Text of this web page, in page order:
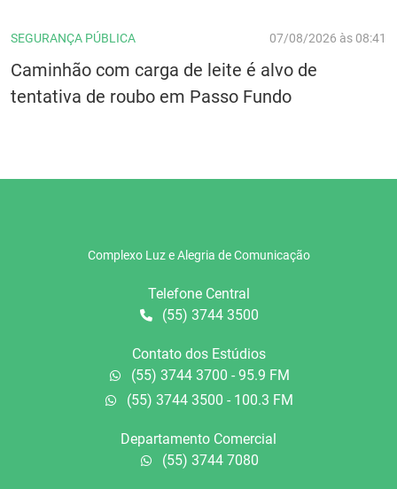
SEGURANÇA PÚBLICA 07/08/2026 às 08:41
Caminhão com carga de leite é alvo de
tentativa de roubo em Passo Fundo
Complexo Luz e Alegria de Comunicação
Telefone Central
(55) 3744 3500
Contato dos Estúdios
(55) 3744 3700 - 95.9 FM
(55) 3744 3500 - 100.3 FM
Departamento Comercial
(55) 3744 7080